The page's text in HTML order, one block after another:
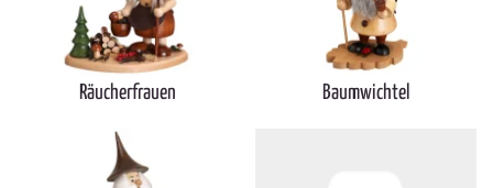
Räucherfrauen Baumwichtel